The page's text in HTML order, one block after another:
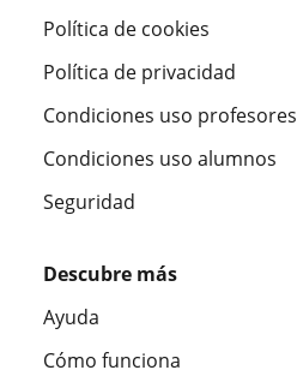
Política de cookies
Política de privacidad
Condiciones uso profesores
Condiciones uso alumnos
Seguridad
Descubre más
Ayuda
Cómo funciona